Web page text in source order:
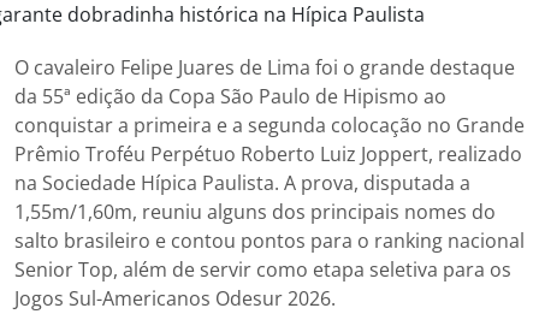
O cavaleiro Felipe Juares de Lima foi o grande destaque
da 55ª edição da Copa São Paulo de Hipismo ao
conquistar a primeira e a segunda colocação no Grande
Prêmio Troféu Perpétuo Roberto Luiz Joppert, realizado
na Sociedade Hípica Paulista. A prova, disputada a
1,55m/1,60m, reuniu alguns dos principais nomes do
salto brasileiro e contou pontos para o ranking nacional
Senior Top, além de servir como etapa seletiva para os
Jogos Sul-Americanos Odesur 2026.